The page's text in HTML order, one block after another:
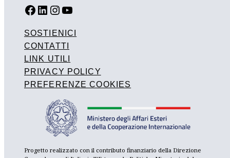
FACEBOOK LINKEDIN INSTAGRAM YOUTUBE
SOSTIENICI
CONTATTI
LINK UTILI
PRIVACY POLICY
PREFERENZE COOKIES
Progetto realizzato con il contributo finanziario della Direzione